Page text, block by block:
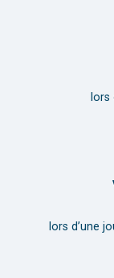
lors d’une